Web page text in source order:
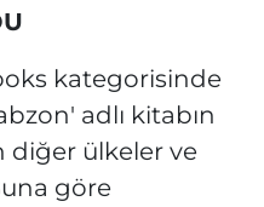
kategorisinde
adlı kitabın
diğer ülkeler ve
göre